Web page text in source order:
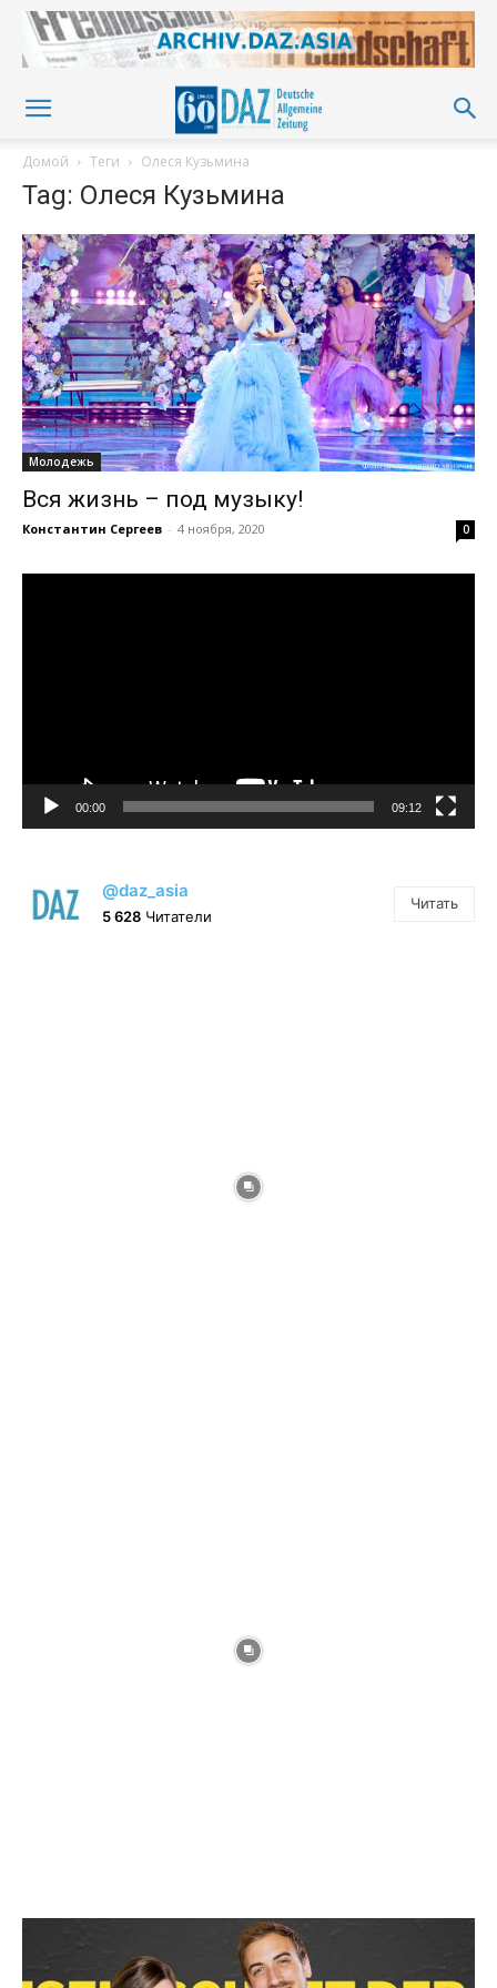
Домой Теги Олеся Кузьмина
Tag: Олеся Кузьмина
Молодежь
Вся жизнь – под музыку!
Константин Сергеев - 4 ноября, 2020 0
00:00 09:12
@daz_asia
5 628 Читатели
Читать